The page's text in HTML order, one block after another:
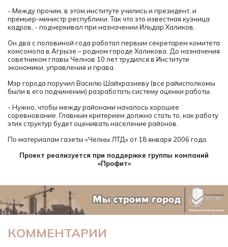
- Между прочим, в этом институте учились и президент, и
премьер-министр республики. Так что это известная кузница
кадров, - подчеркивал при назначении Ильдар Халиков.
Он два с половиной года работал первым секретарем комитета
комсомола в Агрызе – родном городе Халикова. До назначения
советником главы Челнов 10 лет трудился в Институте
экономики, управления и права.
Мэр города поручил Василю Шайхразиеву (все райисполкомы
были в его подчинении) разработать систему оценки работы.
- Нужно, чтобы между районами началось хорошее
соревнование. Главным критерием должно стать то, как работу
этих структур будет оценивать население районов.
По материалам газеты «Челны ЛТД» от 18 января 2006 года.
Проект реализуется при поддержке группы компаний
«Профит»
КОММЕНТАРИИ